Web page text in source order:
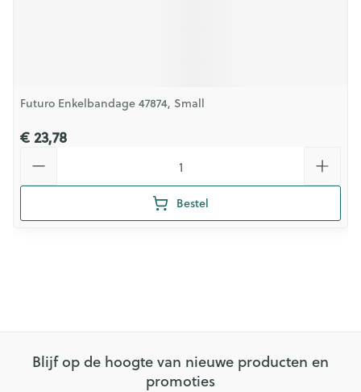
Futuro Enkelbandage 47874, Small
€ 23,78
Bestel
Blijf op de hoogte van nieuwe producten en
promoties